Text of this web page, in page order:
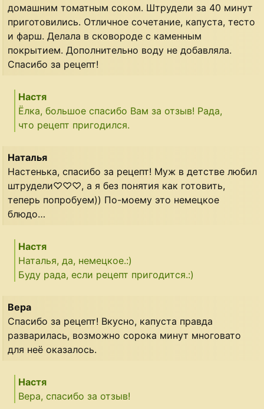
домашним томатным соком. Штрудели за 40 минут
приготовились. Отличное сочетание, капуста, тесто
и фарш. Делала в сковороде с каменным
покрытием. Дополнительно воду не добавляла.
Спасибо за рецепт!
Настя
Ёлка, большое спасибо Вам за отзыв! Рада,
что рецепт пригодился.
Наталья
Настенька, спасибо за рецепт! Муж в детстве любил
штрудели♡♡♡, а я без понятия как готовить,
теперь попробуем)) По-моему это немецкое
блюдо…
Настя
Наталья, да, немецкое.:)
Буду рада, если рецепт пригодится.:)
Вера
Спасибо за рецепт! Вкусно, капуста правда
разварилась, возможно сорока минут многовато
для неё оказалось.
Настя
Вера, спасибо за отзыв!